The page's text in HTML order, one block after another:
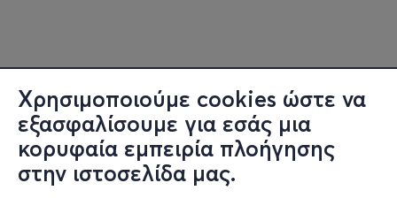
Χρησιμοποιούμε cookies ώστε να
εξασφαλίσουμε για εσάς μια
κορυφαία εμπειρία πλοήγησης
στην ιστοσελίδα μας.